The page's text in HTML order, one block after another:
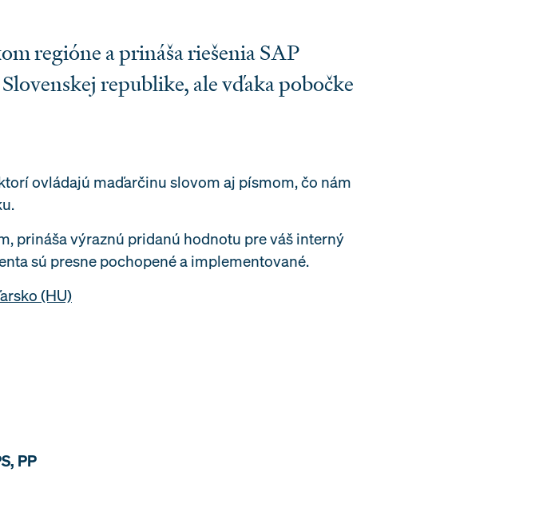
regióne a prináša riešenia SAP
republike, ale vďaka pobočke
ovládajú maďarčinu slovom aj písmom, čo nám
prináša výraznú pridanú hodnotu pre váš interný
sú presne pochopené a implementované.
(HU)
PP